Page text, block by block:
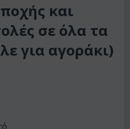
και
σε όλα τα
για αγοράκι)